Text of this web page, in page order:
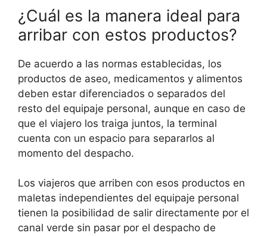
¿Cuál es la manera ideal para
arribar con estos productos?
De acuerdo a las normas establecidas, los
productos de aseo, medicamentos y alimentos
deben estar diferenciados o separados del
resto del equipaje personal, aunque en caso de
que el viajero los traiga juntos, la terminal
cuenta con un espacio para separarlos al
momento del despacho.
Los viajeros que arriben con esos productos en
maletas independientes del equipaje personal
tienen la posibilidad de salir directamente por el
canal verde sin pasar por el despacho de